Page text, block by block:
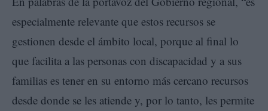
especialmente relevante que estos recursos se
gestionen desde el ámbito local, porque al final lo
que facilita a las personas con discapacidad y a sus
familias es tener en su entorno más cercano recursos
desde donde se les atiende y, por lo tanto, les permite